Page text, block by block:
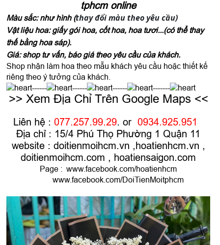
tphcm online
Màu sắc: như hình (thay đổi màu theo yêu cầu)
Vật liệu hoa: giấy gói hoa, cốt hoa, hoa tươi...(có thể thay
thế bằng hoa sáp).
Giá: shop tư vấn, báo giá theo yêu cầu của khách.
Shop nhận làm hoa theo mẫu khách yêu cầu hoặc thiết kế
riêng theo ý tưởng của khách.
------
------ ------ -------
>> Xem Địa Chỉ Trên Google Maps <<
Liên hệ : 077.257.99.29. or 0934.925.951
Địa chỉ : 15/4 Phú Thọ Phường 1 Quận 11
website : doitienmoihcm.vn , hoatienhcm.vn ,
doitienmoihcm.com , hoatiensaigon.com
Page : www.facebook.com/hoatienhcm
www.facebook.com/DoiTienMoitphcm